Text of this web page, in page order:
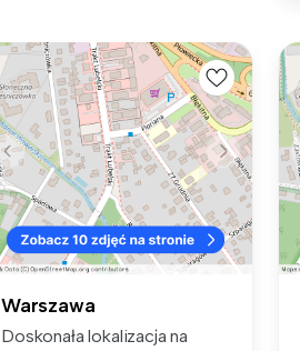
Warszawa
Doskonała lokalizacja na